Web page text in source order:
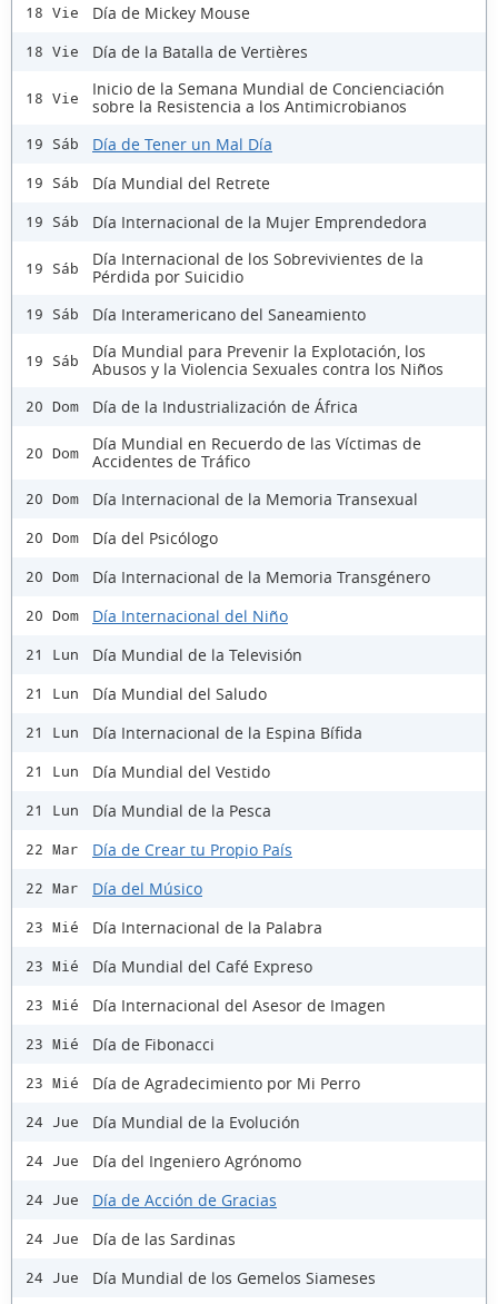
18 Vie Día de Mickey Mouse
18 Vie Día de la Batalla de Vertières
18 Vie
Inicio de la Semana Mundial de Concienciación
sobre la Resistencia a los Antimicrobianos
19 Sáb Día de Tener un Mal Día
19 Sáb Día Mundial del Retrete
19 Sáb Día Internacional de la Mujer Emprendedora
19 Sáb
Día Internacional de los Sobrevivientes de la
Pérdida por Suicidio
19 Sáb Día Interamericano del Saneamiento
19 Sáb
Día Mundial para Prevenir la Explotación, los
Abusos y la Violencia Sexuales contra los Niños
20 Dom Día de la Industrialización de África
20 Dom
Día Mundial en Recuerdo de las Víctimas de
Accidentes de Tráfico
20 Dom Día Internacional de la Memoria Transexual
20 Dom Día del Psicólogo
20 Dom Día Internacional de la Memoria Transgénero
20 Dom Día Internacional del Niño
21 Lun Día Mundial de la Televisión
21 Lun Día Mundial del Saludo
21 Lun Día Internacional de la Espina Bífida
21 Lun Día Mundial del Vestido
21 Lun Día Mundial de la Pesca
22 Mar Día de Crear tu Propio País
22 Mar Día del Músico
23 Mié Día Internacional de la Palabra
23 Mié Día Mundial del Café Expreso
23 Mié Día Internacional del Asesor de Imagen
23 Mié Día de Fibonacci
23 Mié Día de Agradecimiento por Mi Perro
24 Jue Día Mundial de la Evolución
24 Jue Día del Ingeniero Agrónomo
24 Jue Día de Acción de Gracias
24 Jue Día de las Sardinas
24 Jue Día Mundial de los Gemelos Siameses